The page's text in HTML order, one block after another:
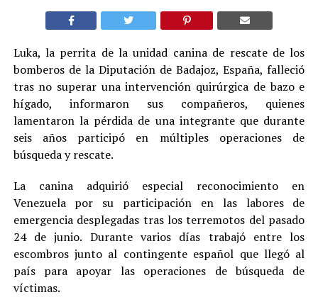
Luka, la perrita de la unidad canina de rescate de los
bomberos de la Diputación de Badajoz, España, falleció
tras no superar una intervención quirúrgica de bazo e
hígado, informaron sus compañeros, quienes
lamentaron la pérdida de una integrante que durante
seis años participó en múltiples operaciones de
búsqueda y rescate.
La canina adquirió especial reconocimiento en
Venezuela por su participación en las labores de
emergencia desplegadas tras los terremotos del pasado
24 de junio. Durante varios días trabajó entre los
escombros junto al contingente español que llegó al
país para apoyar las operaciones de búsqueda de
víctimas.